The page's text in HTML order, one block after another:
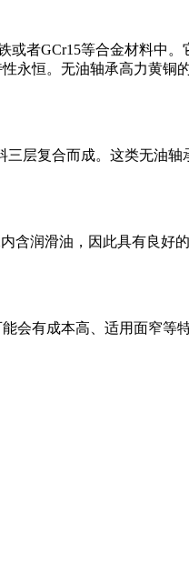
者GCr15等合金材料中
永恒。无油轴承高力黄铜
层复合而成。这类无油
含润滑油，因此具有良好
会有成本高、适用面窄等